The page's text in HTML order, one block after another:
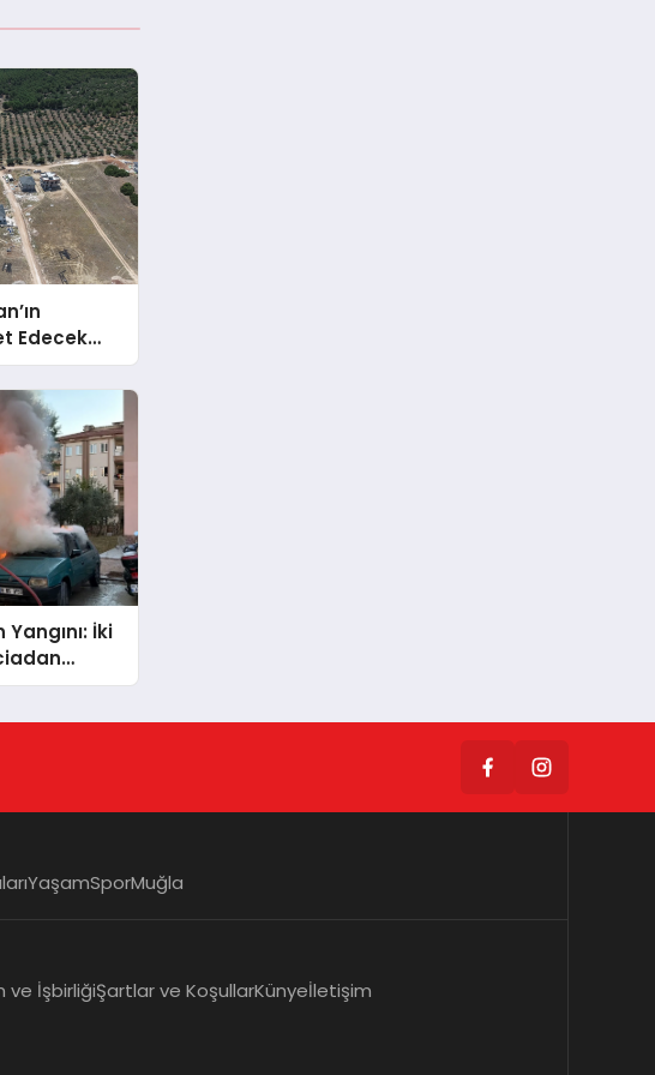
Edecek
İki
YaşamSporMuğla
ve İşbirliğiŞartlar ve KoşullarKünyeİletişim